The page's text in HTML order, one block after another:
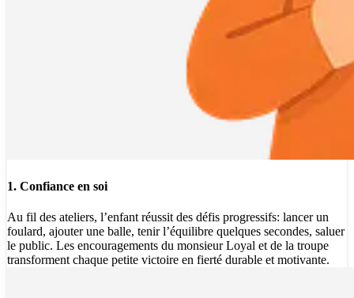
1. Confiance en soi
Au fil des ateliers, l’enfant réussit des défis progressifs: lancer un
foulard, ajouter une balle, tenir l’équilibre quelques secondes, saluer
le public. Les encouragements du monsieur Loyal et de la troupe
transforment chaque petite victoire en fierté durable et motivante.